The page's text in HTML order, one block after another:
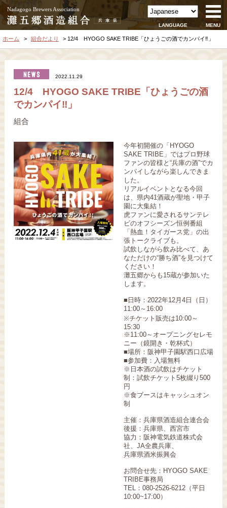
Nadagogo Brewers Association
LANGUAGE MENU
ホーム 組合だより 12/4 HYOGO SAKE TRIBE「ひょうごの酒でカンパイ‼」
2022.11.29
12/4 HYOGO SAKE TRIBE「ひょうごの酒
でカンパイ‼」
組合
今年初開催の「HYOGO
SAKE TRIBE」ではプロ野球
ファンの皆様と“兵庫の酒”でカ
ンパイしながら楽しんできま
した。
リアルイベントとなる今回
は、 県内41酒蔵が聖地・甲子
園 に大集結！
虎ファンに愛されるサンテレ
ビのオフシーズン恒例番組
「熱血！タイガース党」の出
張トークライブも。
試飲しながら飲み比べて、あ
なただけの“勝ち酒”を見つけて
ください！
灘五郷からも15蔵が参加いた
します。
■日時：2022年12月4日（日）
11:00～16:00
※チケット販売は10:00～
15:30
※11:00～オープニングセレモ
ニー（鏡開き・乾杯式）
■場所：阪神甲子園駅西口広場
■参加費：入場無料
※日本酒の試飲はチケット
制：試飲チケット5枚綴り500
円
※食ブースはキャッシュオン
制
主催：兵庫県酒造組合連合会
後援：兵庫県、西宮市
協力：阪神電気鉄道株式会
社、JA全農兵庫、
兵庫県酒米振興会
お問合せ先：HYOGO SAKE
TRIBE事務局
TEL：080-2526-6212（平日
10:00~17:00）